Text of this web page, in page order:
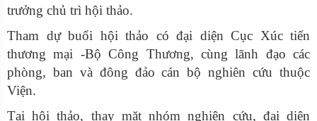
trưởng chủ trì hội thảo.
Tham dự buổi hội thảo có đại diện Cục Xúc tiến
thương mại -Bộ Công Thương, cùng lãnh đạo các
phòng, ban và đông đảo cán bộ nghiên cứu thuộc
Viện.
Tại hội thảo, thay mặt nhóm nghiên cứu, đại diện